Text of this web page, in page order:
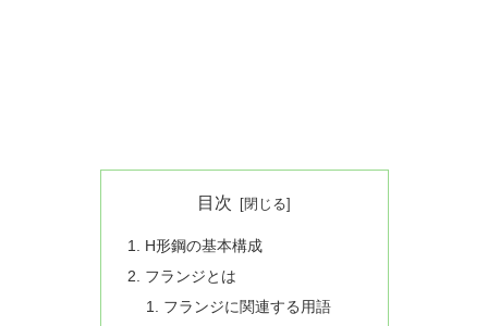
目次
H形鋼の基本構成
フランジとは
フランジに関連する用語